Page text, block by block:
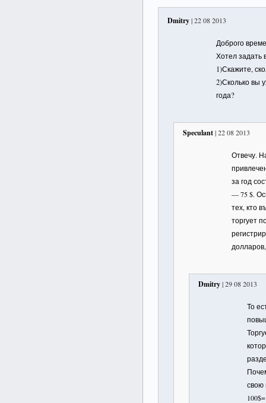
Dmitry| 22 08 2013
Доброго
Хотел задать
1)Скажите,
2)Сколько вы
года?
Speculant| 22 08 2013
Отвечу.
за год
— 75 $.
тех, кто
торгует
Dmitry| 29 08 2013
То
свою